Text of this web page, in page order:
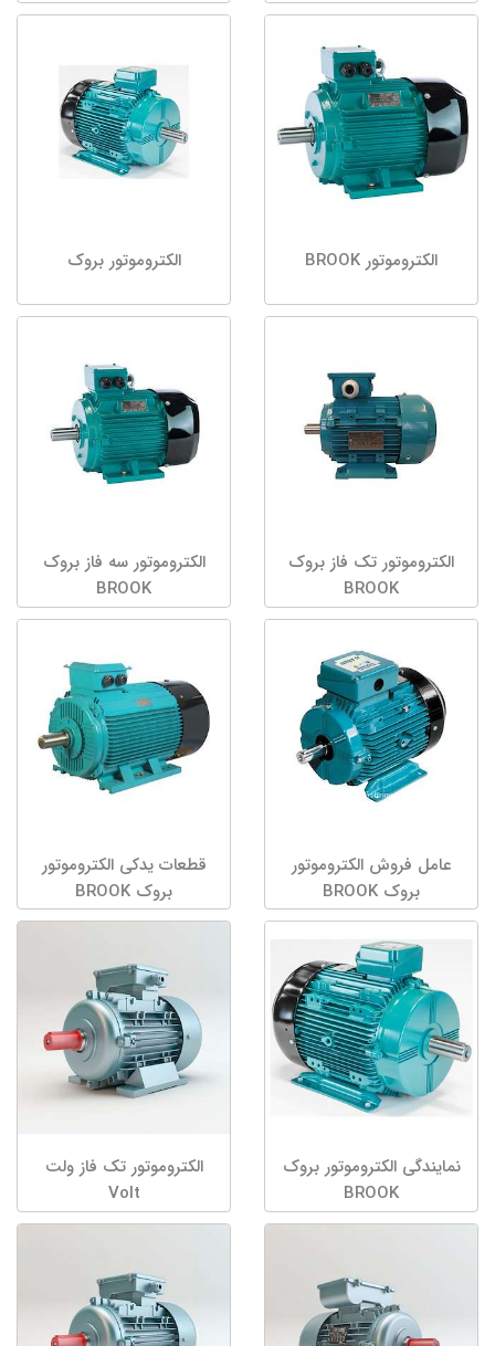
الکتروموتور BROOK الکتروموتور بروک
الکتروموتور تک فاز بروک
BROOK
الکتروموتور سه فاز بروک
BROOK
عامل فروش الکتروموتور
بروک BROOK
قطعات یدکی الکتروموتور
بروک BROOK
نمایندگی الکتروموتور بروک
BROOK
الکتروموتور تک فاز ولت
Volt